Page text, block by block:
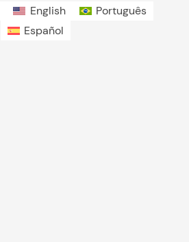
English
Português
Español